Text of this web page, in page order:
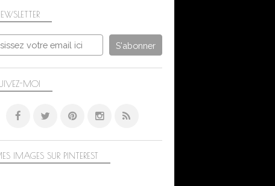
MOI
IMAGES SUR PINTEREST